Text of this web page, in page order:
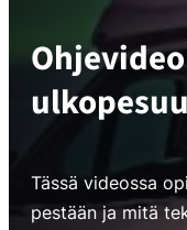
Tässä videossa
pestään ja mitä